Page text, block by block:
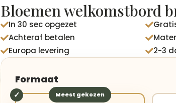
5
gebaseerd
op
elingen
Bloemen welkomstbord
In 30 sec opgezet 
Achteraf betalen 
Europa levering 2-3
Formaat
Meest gekozen